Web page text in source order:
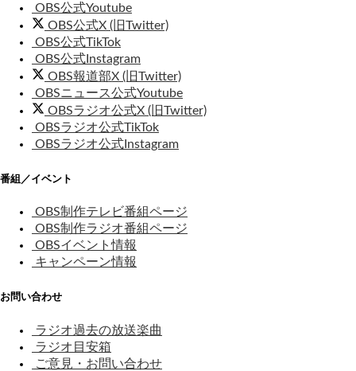
OBS公式Youtube
OBS公式X (旧Twitter)
OBS公式TikTok
OBS公式Instagram
OBS報道部X (旧Twitter)
OBSニュース公式Youtube
OBSラジオ公式X (旧Twitter)
OBSラジオ公式TikTok
OBSラジオ公式Instagram
番組／イベント
OBS制作テレビ番組ページ
OBS制作ラジオ番組ページ
OBSイベント情報
キャンペーン情報
お問い合わせ
ラジオ過去の放送楽曲
ラジオ目安箱
ご意見・お問い合わせ